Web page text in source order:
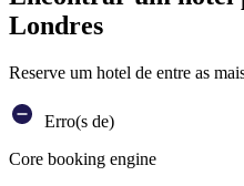
Londres
Reserve um hotel de entre as
Erro(s de)
Core booking engine